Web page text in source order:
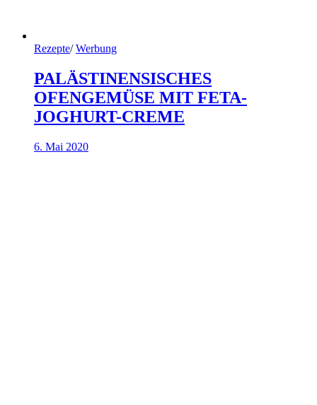
Rezepte/ Werbung
PALÄSTINENSISCHES
OFENGEMÜSE MIT FETA-
JOGHURT-CREME
6. Mai 2020